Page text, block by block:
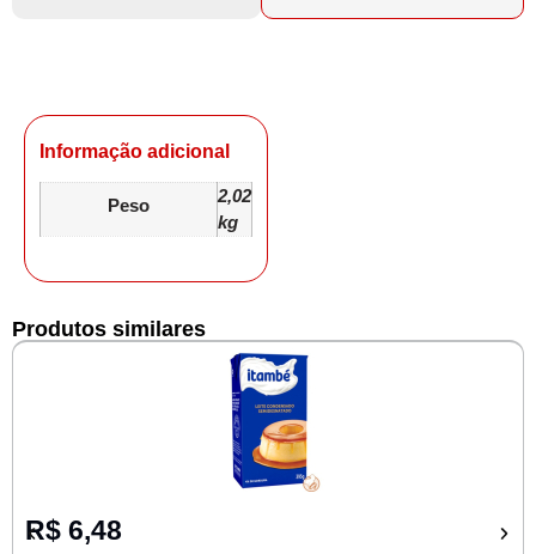
Informação adicional
Peso
2,02
kg
Produtos similares
R$ 6,48